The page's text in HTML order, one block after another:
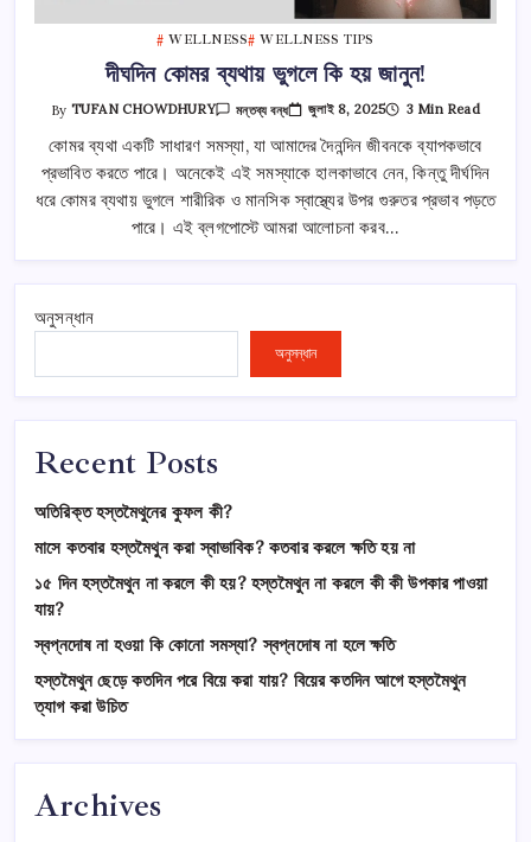
WELLNESS WELLNESS TIPS
দীঘদিন কোমর ব্যথায় ভুগলে কি হয় জানুন!
By TUFAN CHOWDHURY
দীঘদিন
কোমর
ব্যথায়
ভুগলে
কি
হয়
জানুন!
মন্তব্য বন্ধ জুলাই 8, 2025 3 Min Read
কোমর ব্যথা একটি সাধারণ সমস্যা, যা আমাদের দৈনন্দিন জীবনকে ব্যাপকভাবে
প্রভাবিত করতে পারে। অনেকেই এই সমস্যাকে হালকাভাবে নেন, কিন্তু দীর্ঘদিন
ধরে কোমর ব্যথায় ভুগলে শারীরিক ও মানসিক স্বাস্থ্যের উপর গুরুতর প্রভাব পড়তে
পারে। এই ব্লগপোস্টে আমরা আলোচনা করব…
অনুসন্ধান
অনুসন্ধান
Recent Posts
অতিরিক্ত হস্তমৈথুনের কুফল কী?
মাসে কতবার হস্তমৈথুন করা স্বাভাবিক? কতবার করলে ক্ষতি হয় না
১৫ দিন হস্তমৈথুন না করলে কী হয়? হস্তমৈথুন না করলে কী কী উপকার পাওয়া
যায়?
স্বপ্নদোষ না হওয়া কি কোনো সমস্যা? স্বপ্নদোষ না হলে ক্ষতি
হস্তমৈথুন ছেড়ে কতদিন পরে বিয়ে করা যায়? বিয়ের কতদিন আগে হস্তমৈথুন
ত্যাগ করা উচিত
Archives